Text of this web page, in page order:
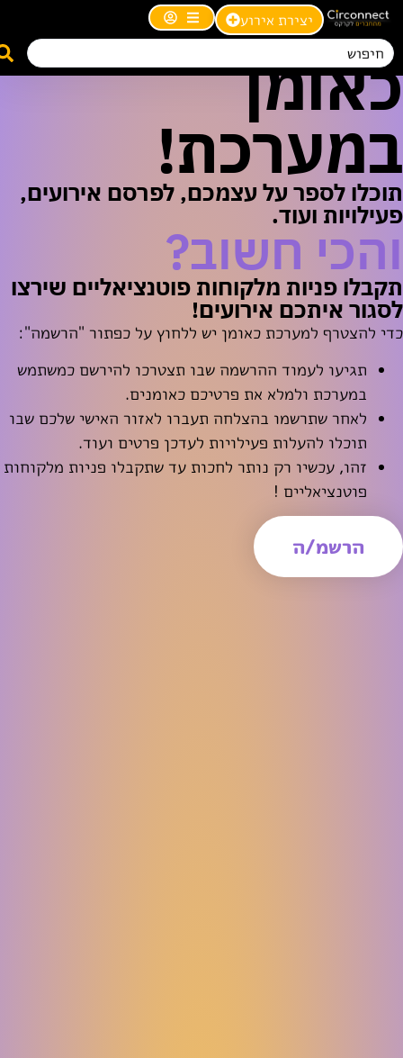
יצירת אירוע
כדאי להירשם
כאומן
במערכת!
תוכלו לספר על עצמכם, לפרסם אירועים,
פעילויות ועוד.
והכי חשוב?
תקבלו פניות מלקוחות פוטנציאליים שירצו
לסגור איתכם אירועים!
כדי להצטרף למערכת כאומן יש ללחוץ על כפתור "הרשמה":
תגיעו לעמוד ההרשמה שבו תצטרכו להירשם כמשתמש
במערכת ולמלא את פרטיכם כאומנים.
לאחר שתרשמו בהצלחה תעברו לאזור האישי שלכם שבו
תוכלו להעלות פעילויות לעדכן פרטים ועוד.
זהו, עכשיו רק נותר לחכות עד שתקבלו פניות מלקוחות
פוטנציאליים !
הרשמ/ה